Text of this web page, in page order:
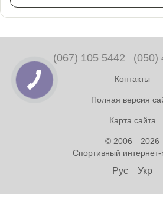
(067) 105 5442 (050)
Контакты
Полная версия
Карта сайта
© 2006—2026
Спортивный интернет-
Рус Укр